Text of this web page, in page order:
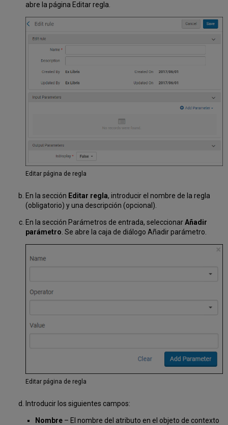
abre la página Editar regla.
Editar página de regla
En la sección Editar regla, introducir el nombre de la regla
(obligatorio) y una descripción (opcional).
En la sección Parámetros de entrada, seleccionarAñadir
parámetro. Se abre la caja de diálogo Añadir parámetro.
Editar página de regla
Introducir los siguientes campos:
Nombre – El nombre del atributo en el objeto de contexto